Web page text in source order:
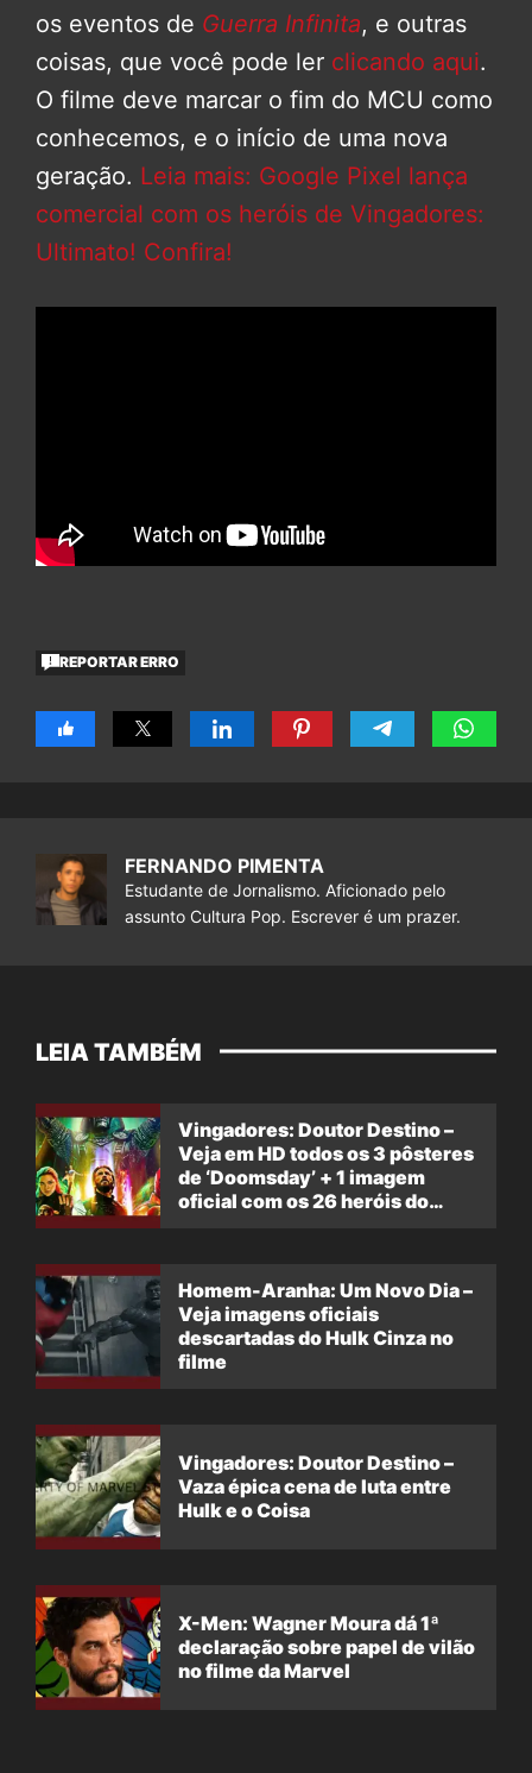
os eventos de Guerra Infinita, e outras
coisas, que você pode ler clicando aqui.
O filme deve marcar o fim do MCU como
conhecemos, e o início de uma nova
geração. Leia mais: Google Pixel lança
comercial com os heróis de Vingadores:
Ultimato! Confira!
REPORTAR ERRO
FERNANDO PIMENTA
Estudante de Jornalismo. Aficionado pelo
assunto Cultura Pop. Escrever é um prazer.
LEIA TAMBÉM
Vingadores: Doutor Destino –
Veja em HD todos os 3 pôsteres
de ‘Doomsday’ + 1 imagem
oficial com os 26 heróis do
Homem-Aranha: Um Novo Dia –
Veja imagens oficiais
descartadas do Hulk Cinza no
filme
Vingadores: Doutor Destino –
Vaza épica cena de luta entre
Hulk e o Coisa
X-Men: Wagner Moura dá 1ª
declaração sobre papel de vilão
no filme da Marvel